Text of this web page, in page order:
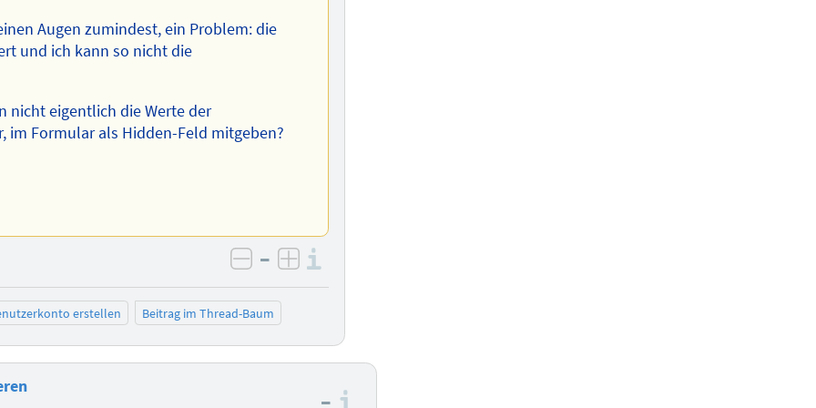
Augen zumindest, ein Problem: die
und ich kann so nicht die
nicht eigentlich die Werte der
im Formular als Hidden-Feld mitgeben?
negativ bewerten
– positiv bewerten
erstellen Beitrag im Thread-Baum
–